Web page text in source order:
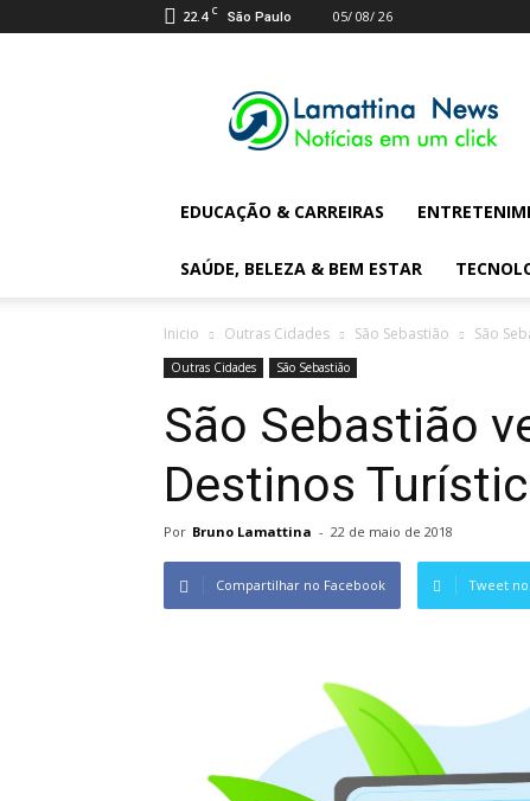
22.4 C São Paulo 05/ 08/ 26
Digital
News
EDUCAÇÃO & CARREIRAS
SAÚDE, BELEZA & BEM ESTAR
Inicio Outras Cidades São Sebastião São
Outras Cidades São Sebastião
São Sebastião
Destinos
Por Bruno Lamattina - 22 de maio de 2018
Compartilhar no Facebook Tweet